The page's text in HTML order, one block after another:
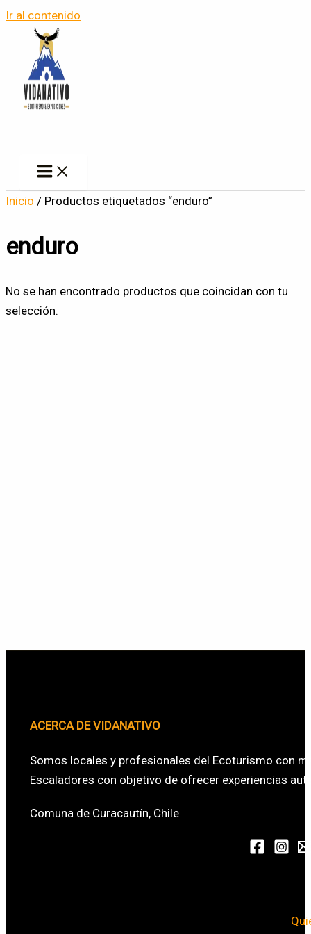
Ir al contenido
Inicio / Productos etiquetados “enduro”
enduro
No se han encontrado productos que coincidan con tu
selección.
ACERCA DE VIDANATIVO
Somos locales y profesionales del Ecoturismo con
Escaladores con objetivo de ofrecer experiencias
Comuna de Curacautín, Chile